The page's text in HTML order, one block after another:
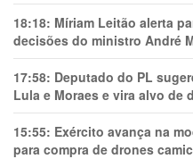
18:18: Míriam Leitão alerta
decisões do ministro André
17:58: Deputado do PL
Lula e Moraes e vira alvo de
15:55: Exército avança na
para compra de drones